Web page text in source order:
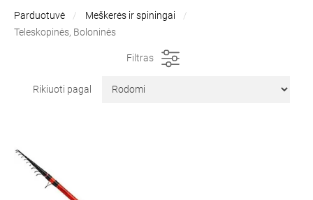
Parduotuvė
Meškerės ir spiningai
Teleskopinės, Boloninės
Filtras
Rikiuoti pagal